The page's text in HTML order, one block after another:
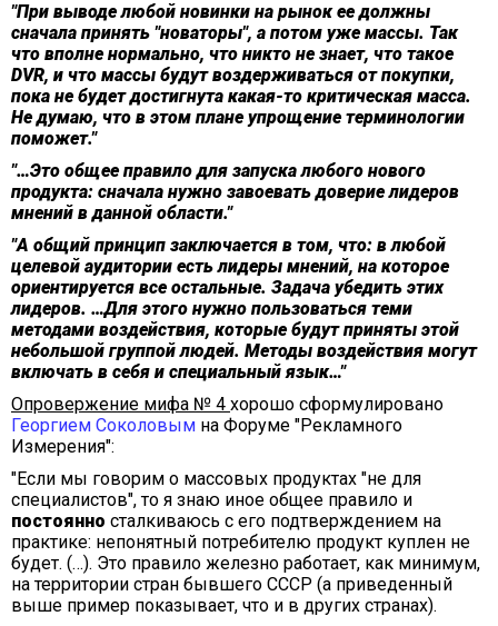
"При выводе любой новинки на рынок ее должны
сначала принять "новаторы", а потом уже массы. Так
что вполне нормально, что никто не знает, что такое
DVR, и что массы будут воздерживаться от покупки,
пока не будет достигнута какая-то критическая масса.
Не думаю, что в этом плане упрощение терминологии
поможет."
"…Это общее правило для запуска любого нового
продукта: сначала нужно завоевать доверие лидеров
мнений в данной области."
"А общий принцип заключается в том, что: в любой
целевой аудитории есть лидеры мнений, на которое
ориентируется все остальные. Задача убедить этих
лидеров. …Для этого нужно пользоваться теми
методами воздействия, которые будут приняты этой
небольшой группой людей. Методы воздействия могут
включать в себя и специальный язык…"
Опровержение мифа № 4 хорошо сформулировано
Георгием Соколовым на Форуме "Рекламного
Измерения":
"Если мы говорим о массовых продуктах "не для
специалистов", то я знаю иное общее правило и
постоянно сталкиваюсь с его подтверждением на
практике: непонятный потребителю продукт куплен не
будет. (…). Это правило железно работает, как минимум,
на территории стран бывшего СССР (а приведенный
выше пример показывает, что и в других странах).